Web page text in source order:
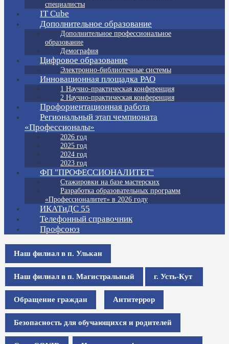
специалисты
IT Cube
Дополнительное образование
Дополнительное профессиональное
образование
Демография
Цифровое образование
Электронно-библиотечные системы
Инновационная площадка РАО
1 Научно-практическая конференция
2 Научно-практическая конференция
Профориентационная работа
Региональный этап чемпионата
«Профессионалы»
2026 год
2025 год
2024 год
2023 год
ФП "ПРОФЕССИОНАЛИТЕТ"
Стажировки на базе мастерских
Разработка образовательных программ
«Профессионалитет» в 2026 году
ИКАТиДС 55
Телефонный справочник
Профсоюз
Наш филиал в п. Улькан
Наш филиал в п. Магистральный г. Усть-Кут
Обращение граждан Антитеррор
Безопасность для обучающихся и родителей